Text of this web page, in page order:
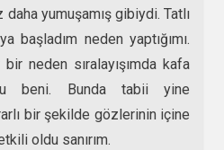
daha yumuşamış gibiydi. Tatlı
başladım neden yaptığımı.
neden sıralayışımda kafa
beni. Bunda tabii yine
bir şekilde gözlerinin içine
oldu sanırım.